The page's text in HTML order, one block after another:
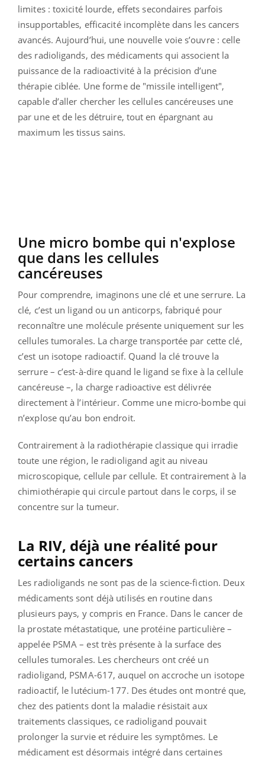
limites : toxicité lourde, effets secondaires parfois
insupportables, efficacité incomplète dans les cancers
avancés. Aujourd’hui, une nouvelle voie s’ouvre : celle
des radioligands, des médicaments qui associent la
puissance de la radioactivité à la précision d’une
thérapie ciblée. Une forme de "missile intelligent",
capable d’aller chercher les cellules cancéreuses une
par une et de les détruire, tout en épargnant au
maximum les tissus sains.
Une micro bombe qui n'explose
que dans les cellules
cancéreuses
Pour comprendre, imaginons une clé et une serrure. La
clé, c’est un ligand ou un anticorps, fabriqué pour
reconnaître une molécule présente uniquement sur les
cellules tumorales. La charge transportée par cette clé,
c’est un isotope radioactif. Quand la clé trouve la
serrure – c’est-à-dire quand le ligand se fixe à la cellule
cancéreuse –, la charge radioactive est délivrée
directement à l’intérieur. Comme une micro-bombe qui
n’explose qu’au bon endroit.
Contrairement à la radiothérapie classique qui irradie
toute une région, le radioligand agit au niveau
microscopique, cellule par cellule. Et contrairement à la
chimiothérapie qui circule partout dans le corps, il se
concentre sur la tumeur.
La RIV, déjà une réalité pour
certains cancers
Les radioligands ne sont pas de la science-fiction. Deux
médicaments sont déjà utilisés en routine dans
plusieurs pays, y compris en France. Dans le cancer de
la prostate métastatique, une protéine particulière –
appelée PSMA – est très présente à la surface des
cellules tumorales. Les chercheurs ont créé un
radioligand, PSMA-617, auquel on accroche un isotope
radioactif, le lutécium-177. Des études ont montré que,
chez des patients dont la maladie résistait aux
traitements classiques, ce radioligand pouvait
prolonger la survie et réduire les symptômes. Le
médicament est désormais intégré dans certaines